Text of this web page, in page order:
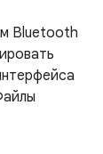
Bluetooth